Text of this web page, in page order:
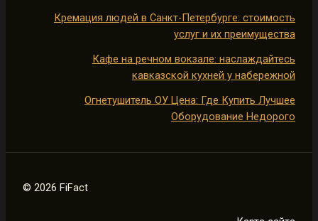
Кремация людей в Санкт-Петербурге: стоимость
услуг и их преимущества
Кафе на речном вокзале: наслаждайтесь
кавказской кухней у набережной
Огнетушитель ОУ Цена: Где Купить Лучшее
Оборудование Недорого
© 2026 FiFact